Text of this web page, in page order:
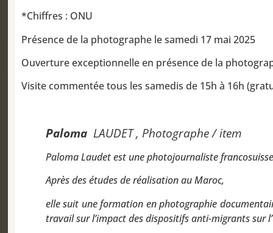
*Chiffres : ONU
Présence de la photographe le samedi 17 mai 2025
Ouverture exceptionnelle en présence de la
Visite commentée tous les samedis de 15h à 16h
Paloma LAUDET , Photographe / item
Paloma Laudet est une photojournaliste
Après des études de réalisation au Maroc,
elle suit une formation en photographie
travail sur l’impact des dispositifs anti-migrants sur